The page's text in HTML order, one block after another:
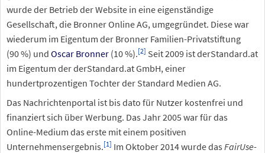
wurde der Betrieb der Website in eine eigenständige
Gesellschaft, die Bronner Online AG, umgegründet. Diese war
wiederum im Eigentum der Bronner Familien-Privatstiftung
(90%) und Oscar Bronner (10%).[2] Seit 2009 ist derStandard.at
im Eigentum der derStandard.at GmbH, einer
hundertprozentigen Tochter der Standard Medien AG.
Das Nachrichtenportal ist bis dato für Nutzer kostenfrei und
finanziert sich über Werbung. Das Jahr 2005 war für das
Online-Medium das erste mit einem positiven
Unternehmensergebnis.[1] Im Oktober 2014 wurde das FairUse-